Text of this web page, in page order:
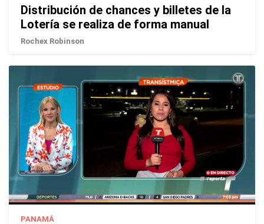
Distribución de chances y billetes de la
Lotería se realiza de forma manual
Rochex Robinson
PANAMÁ